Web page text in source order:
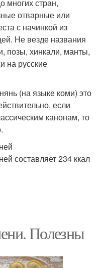
многих стран,
отварные или
с начинкой из
Не везде названия
позы, хинкали, манты,
на русские
(на языке коми) это
если
канонам, то
составляет 234 ккал
Полезны